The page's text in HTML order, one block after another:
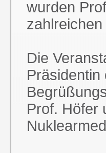
wurden
Die
Prof. Höfer